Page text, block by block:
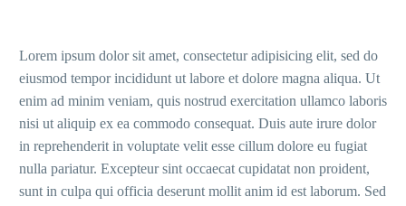
Lorem ipsum dolor sit amet, consectetur adipisicing elit, sed do
eiusmod tempor incididunt ut labore et dolore magna aliqua. Ut
enim ad minim veniam, quis nostrud exercitation ullamco laboris
nisi ut aliquip ex ea commodo consequat. Duis aute irure dolor
in reprehenderit in voluptate velit esse cillum dolore eu fugiat
nulla pariatur. Excepteur sint occaecat cupidatat non proident,
sunt in culpa qui officia deserunt mollit anim id est laborum. Sed